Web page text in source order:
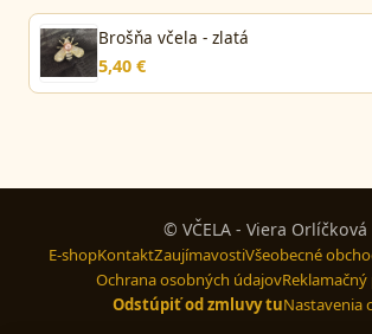
Brošňa včela - zlatá
5,40 €
© VČELA - Viera Orlíčková
E-shopKontaktZaujímavostiVšeobecné
Ochrana osobných údajov
Odstúpiť od zmluvy tuNastavenia